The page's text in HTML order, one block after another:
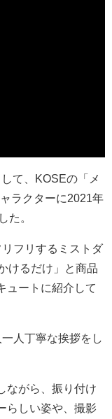
て、KOSEの「メ
ラクターに2021年
た。
フリするミストダ
けるだけ」と商品
ュートに紹介して
人丁寧な挨拶をし
ながら、振り付け
らしい姿や、撮影